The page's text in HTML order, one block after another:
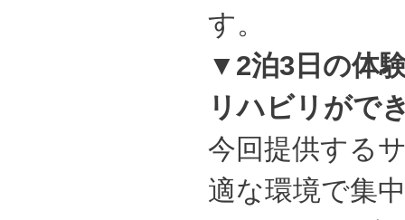
す。
▼2泊3日の体
リハビリがで
今回提供する
適な環境で集